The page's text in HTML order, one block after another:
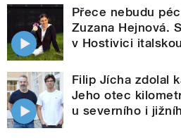
Přece nebudu
Zuzana Hejnová.
v Hostivici
Filip Jícha zdolal
Jeho otec
u severního i